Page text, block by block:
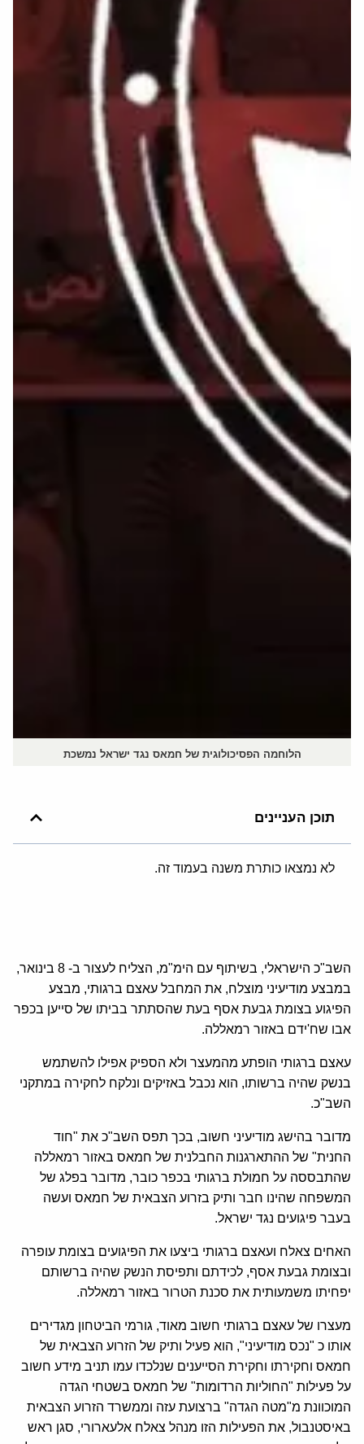
הלוחמה הפסיכולוגית של חמאס נגד ישראל נמשכת
תוכן העניינים
לא נמצאו כותרת משנה בעמוד זה.
השב"כ הישראלי, בשיתוף עם הימ"מ, הצליח לעצור ב- 8 בינואר,
במבצע מודיעיני מוצלח, את המחבל עאצם ברגותי, מבצע
הפיגוע בצומת גבעת אסף בעת שהסתתר בביתו של סייען בכפר
אבו שח'ידם באזור רמאללה.
עאצם ברגותי הופתע מהמעצר ולא הספיק אפילו להשתמש
בנשק שהיה ברשותו, הוא נכבל באזיקים ונלקח לחקירה במתקני
השב"כ.
מדובר בהישג מודיעיני חשוב, בכך תפס השב"כ את "חוד
החנית" של ההתארגנות החבלנית של חמאס באזור רמאללה
שהתבססה על חמולת ברגותי בכפר כובר, מדובר בפלג של
המשפחה שהינו חבר ותיק בזרוע הצבאית של חמאס ועשה
בעבר פיגועים נגד ישראל.
האחים צאלח ועאצם ברגותי ביצעו את הפיגועים בצומת עופרה
ובצומת גבעת אסף, לכידתם ותפיסת הנשק שהיה ברשותם
יפחיתו משמעותית את סכנת הטרור באזור רמאללה.
מעצרו של עאצם ברגותי חשוב מאוד, גורמי הביטחון מגדירים
אותו כ "נכס מודיעיני", הוא פעיל ותיק של הזרוע הצבאית של
חמאס וחקירתו וחקירת הסייענים שנלכדו עמו תניב מידע חשוב
על פעילות "החוליות הרדומות" של חמאס בשטחי הגדה
המוכוונת מ"מטה הגדה" ברצועת עזה וממשרד הזרוע הצבאית
באיסטנבול, את הפעילות הזו מנהל צאלח אלעארורי, סגן ראש